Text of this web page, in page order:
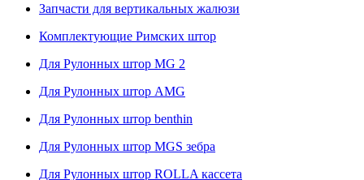
Запчасти для вертикальных жалюзи
Комплектующие Римских штор
Для Рулонных штор MG 2
Для Рулонных штор AMG
Для Рулонных штор benthin
Для Рулонных штор MGS зебра
Для Рулонных штор ROLLA кассета